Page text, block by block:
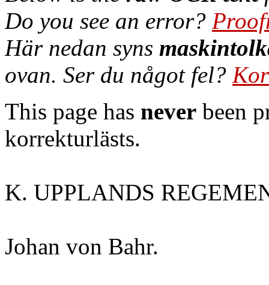
Do you see an error?
Här nedan syns
ovan. Ser du något fel?
This page has never been
korrekturlästs.
K. UPPLANDS
Johan von Bahr.